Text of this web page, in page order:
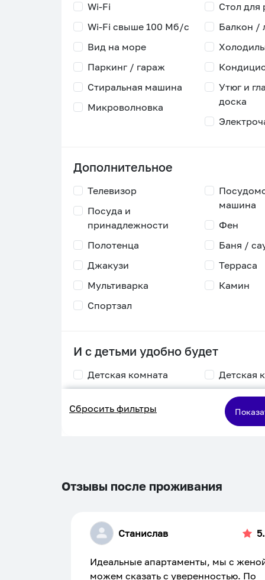
Wi-Fi
Wi-Fi свыше 100 Мб/с
Стол для
Балкон /
Вид на море
Паркинг / гараж
Стиральная машина
Микроволновка
Утюг и
доска
Дополнительное
Телевизор
Посуда и
принадлежности
машина
Фен
Полотенца
Джакузи
Баня /
Терраса
Мультиварка
Спортзал
Камин
И с детьми удобно будет
Детская комната
кормления
Детская
кровать
Сбросить фильтры
Отзывы после проживания
Станислав
Идеальные апартаменты, мы с
можем сказать с уверенностью. По